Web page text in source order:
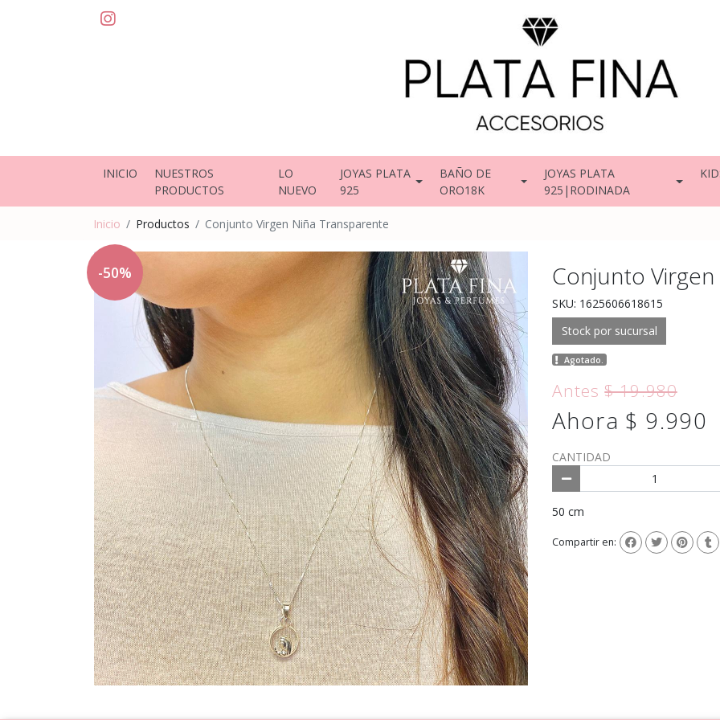
INICIO
NUESTROS
PRODUCTOS
LO
NUEVO
JOYAS PLATA
925
BAÑO DE
ORO18K
JOYAS PLATA
925|RODINADA
Inicio Productos Conjunto Virgen Niña Transparente
-50% Conjunto
SKU: 1625606618615
Stock por sucursal
Agotado.
Antes$ 19.980
Ahora $ 9.990
CANTIDAD
50 cm
Compartir en: